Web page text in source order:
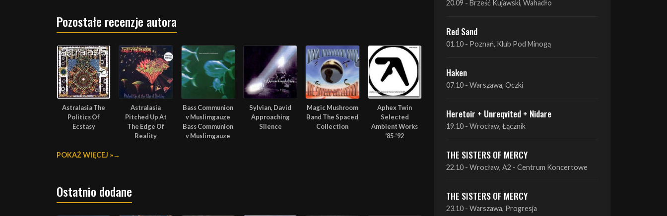
Pozostałe recenzje autora
Astralasia The
Politics Of
Ecstasy
Astralasia
Pitched Up At
The Edge Of
Reality
Bass Communion
v Muslimgauze
Bass Communion
v Muslimgauze
Sylvian, David
Approaching
Silence
Magic Mushroom
Band The Spaced
Collection
Aphex Twin
Selected
Ambient Works
‘85-’92
POKAŻ WIĘCEJ »
Ostatnio dodane
01.10 - Poznań, Klub Pod Minogą
Haken
07.10 - Warszawa, Oczki
Heretoir + Unreqvited + Nidare
19.10 - Wrocław, Łącznik
THE SISTERS OF MERCY
22.10 - Wrocław, A2 - Centrum Koncertowe
THE SISTERS OF MERCY
23.10 - Warszawa, Progresja
Lone Assembly
13.11 - Poznań, Pod Minogą